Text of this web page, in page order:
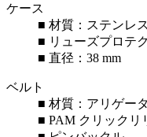
ケース
■ 材質：ステンレ
■ リューズプロテ
■ 直径：38 mm
ベルト
■ 材質：アリゲー
■ PAM クリック